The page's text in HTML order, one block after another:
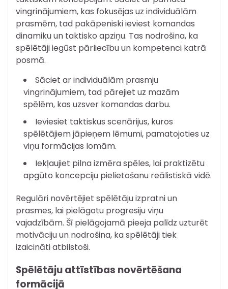
vingrinājumiem, kas fokusējas uz individuālām
prasmēm, tad pakāpeniski ieviest komandas
dinamiku un taktisko apziņu. Tas nodrošina, ka
spēlētāji iegūst pārliecību un kompetenci katrā
posmā.
Sāciet ar individuālām prasmju
vingrinājumiem, tad pārejiet uz mazām
spēlēm, kas uzsver komandas darbu.
Ieviesiet taktiskus scenārijus, kuros
spēlētājiem jāpieņem lēmumi, pamatojoties uz
viņu formācijas lomām.
Iekļaujiet pilna izmēra spēles, lai praktizētu
apgūto koncepciju pielietošanu reālistiskā vidē.
Regulāri novērtējiet spēlētāju izpratni un
prasmes, lai pielāgotu progresiju viņu
vajadzībām. Šī pielāgojamā pieeja palīdz uzturēt
motivāciju un nodrošina, ka spēlētāji tiek
izaicināti atbilstoši.
Spēlētāju attīstības novērtēšana
formācijā